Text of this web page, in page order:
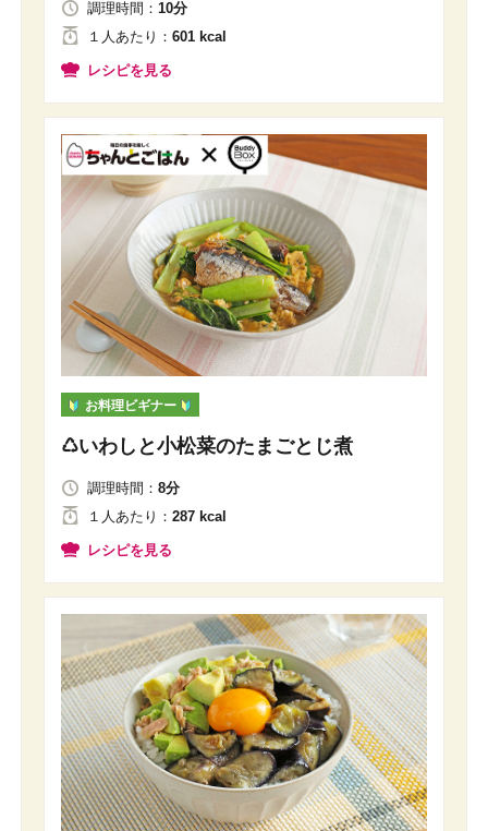
調理時間： 10分
１人あたり ： 601 kcal
レシピを見る
お料理ビギナー
♺いわしと小松菜のたまごとじ煮
調理時間： 8分
１人あたり ： 287 kcal
レシピを見る